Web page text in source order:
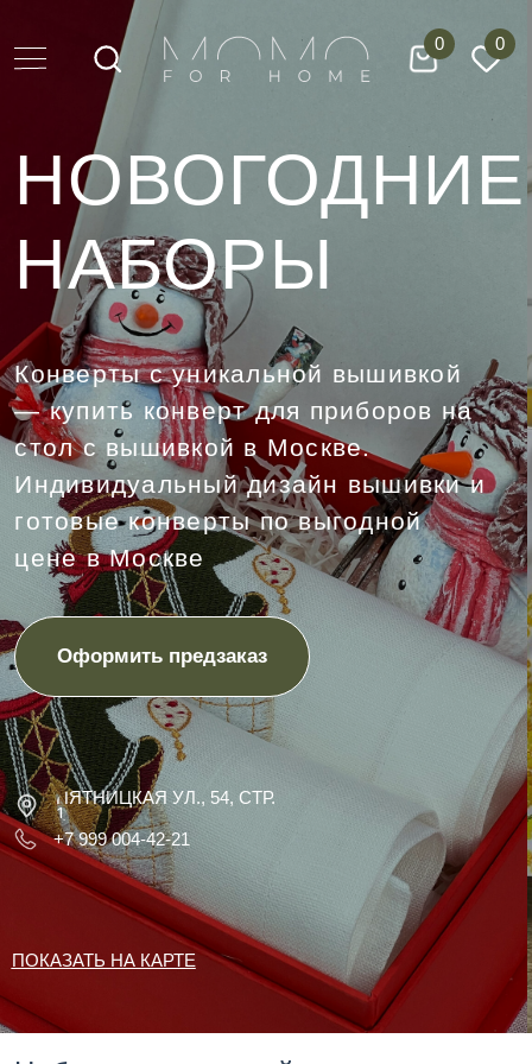
НОВОГОДНИЕ
НАБОРЫ
0
ПОКАЗАТЬ НА КАРТЕ
Конверты с уникальной вышивкой
— купить конверт для приборов на
стол с вышивкой в Москве.
Индивидуальный дизайн вышивки и
готовые конверты по выгодной
цене в Москве
Оформить предзаказ
Наборы с вышивкой на заказ